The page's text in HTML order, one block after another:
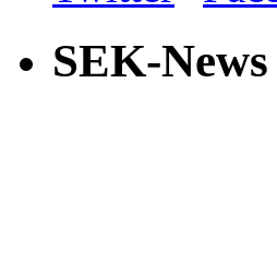
SEK-